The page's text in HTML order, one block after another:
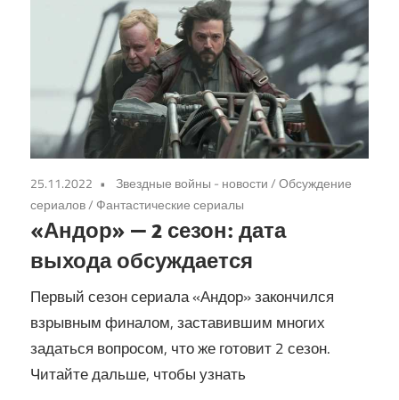
25.11.2022 Звездные войны - новости/Обсуждение
сериалов/ Фантастические сериалы
«Андор» — 2 сезон: дата
выхода обсуждается
Первый сезон сериала «Андор» закончился
взрывным финалом, заставившим многих
задаться вопросом, что же готовит 2 сезон.
Читайте дальше, чтобы узнать